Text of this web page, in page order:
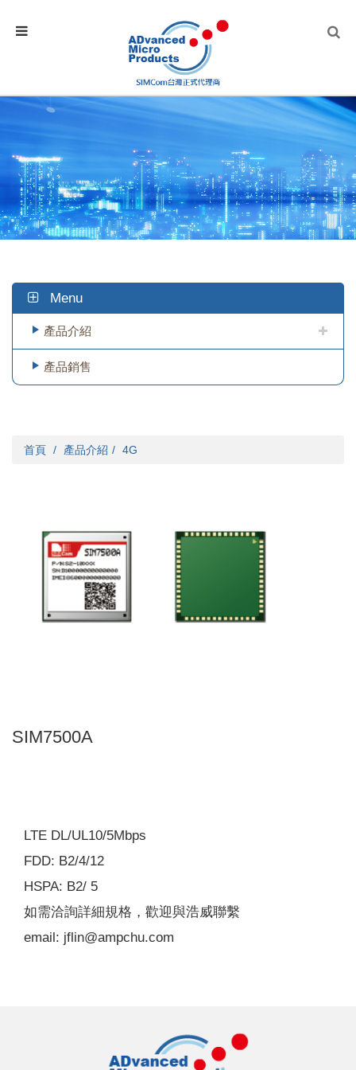
Menu
產品介紹
產品銷售
首頁 產品介紹 4G
SIM7500A
LTE DL/UL10/5Mbps
FDD: B2/4/12
HSPA: B2/ 5
如需洽詢詳細規格，歡迎與浩威聯繫
email: jflin@ampchu.com